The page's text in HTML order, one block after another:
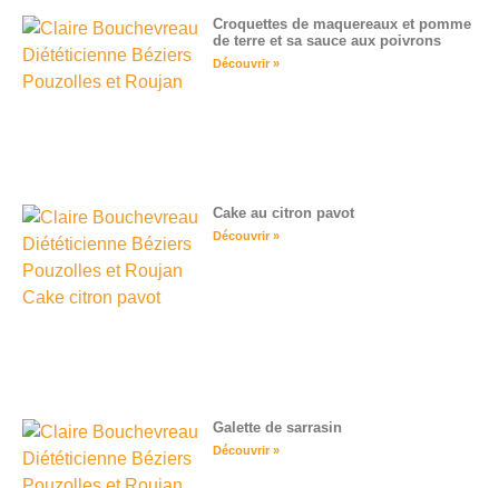
Croquettes de maquereaux et pomme
de terre et sa sauce aux poivrons
Découvrir »
Cake au citron pavot
Découvrir »
Galette de sarrasin
Découvrir »